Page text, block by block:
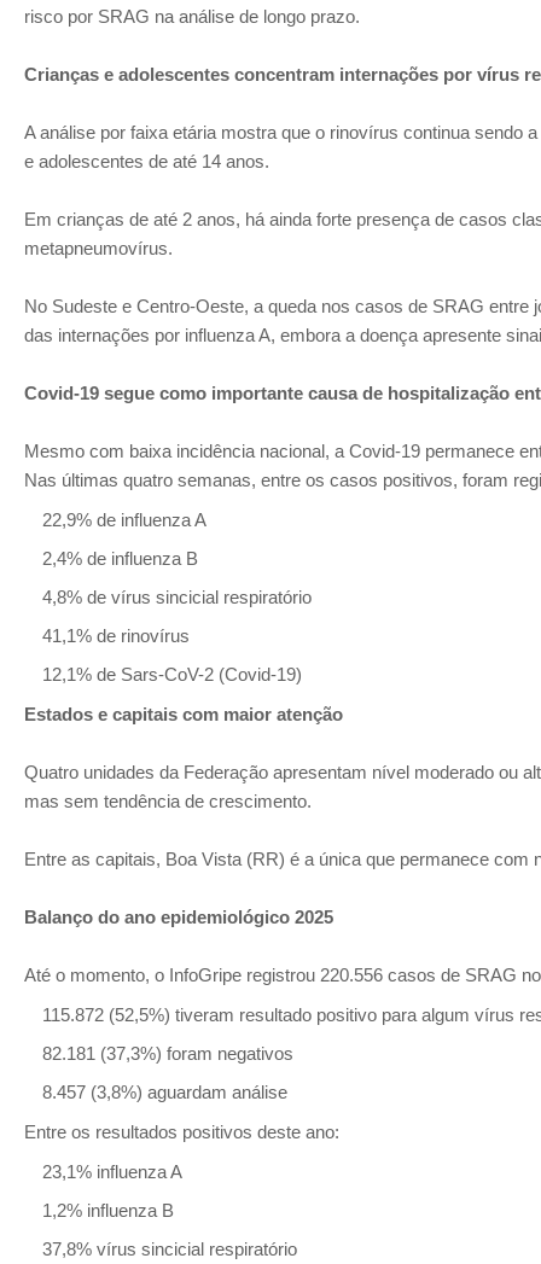
risco por SRAG na análise de longo prazo.
Crianças e adolescentes concentram internações por vírus
A análise por faixa etária mostra que o rinovírus continua sendo
e adolescentes de até 14 anos.
Em crianças de até 2 anos, há ainda forte presença de casos
metapneumovírus.
No Sudeste e Centro-Oeste, a queda nos casos de SRAG
das internações por influenza A, embora a doença apresente
Covid-19 segue como importante causa de hospitalização
Mesmo com baixa incidência nacional, a Covid-19 permanece
Nas últimas quatro semanas, entre os casos positivos, foram
22,9% de influenza A
2,4% de influenza B
4,8% de vírus sincicial respiratório
41,1% de rinovírus
12,1% de Sars-CoV-2 (Covid-19)
Estados e capitais com maior atenção
Quatro unidades da Federação apresentam nível moderado ou
mas sem tendência de crescimento.
Entre as capitais, Boa Vista (RR) é a única que permanece
Balanço do ano epidemiológico 2025
Até o momento, o InfoGripe registrou 220.556 casos de SRAG
115.872 (52,5%) tiveram resultado positivo para algum vírus
82.181 (37,3%) foram negativos
8.457 (3,8%) aguardam análise
Entre os resultados positivos deste ano:
23,1% influenza A
1,2% influenza B
37,8% vírus sincicial respiratório